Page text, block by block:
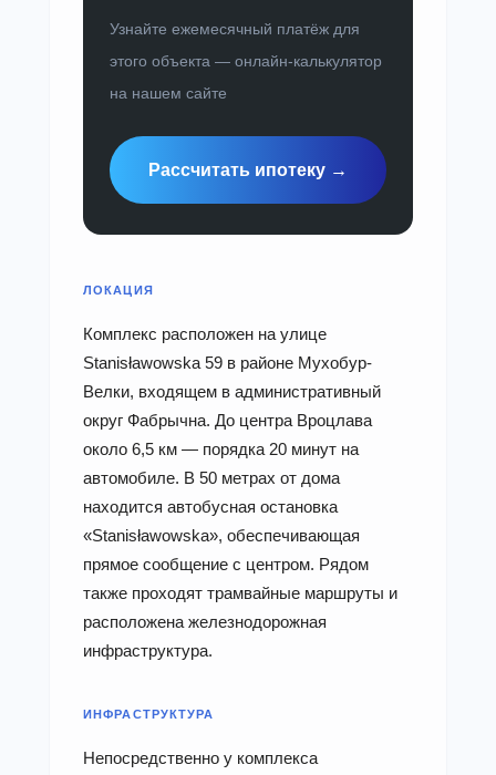
Узнайте ежемесячный платёж для
этого объекта — онлайн-калькулятор
на нашем сайте
Рассчитать ипотеку →
ЛОКАЦИЯ
Комплекс расположен на улице
Stanisławowska 59 в районе Мухобур-
Велки, входящем в административный
округ Фабрычна. До центра Вроцлава
около 6,5 км — порядка 20 минут на
автомобиле. В 50 метрах от дома
находится автобусная остановка
«Stanisławowska», обеспечивающая
прямое сообщение с центром. Рядом
также проходят трамвайные маршруты и
расположена железнодорожная
инфраструктура.
ИНФРАСТРУКТУРА
Непосредственно у комплекса